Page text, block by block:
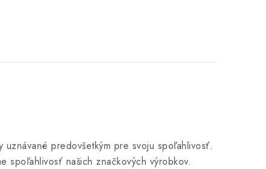
predovšetkým pre svoju spoľahlivosť.
spoľahlivosť našich značkových výrobkov.